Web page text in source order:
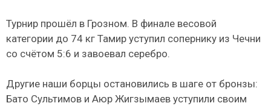
Турнир прошёл в Грозном. В финале весовой
категории до 74 кг Тамир уступил сопернику из Чечни
со счётом 5:6 и завоевал серебро.
Другие наши борцы остановились в шаге от бронзы:
Бато Сультимов и Аюр Жигзымаев уступили своим